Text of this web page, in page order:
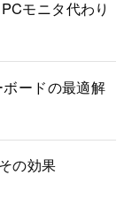
モニタ代わり
ードの最適解
の効果